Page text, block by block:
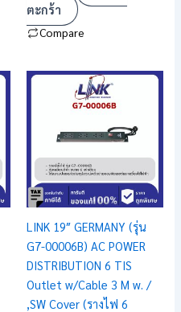
ตะกร้า
Compare
LINK 19″ GERMANY (รุ่น
G7-00006B) AC POWER
DISTRIBUTION 6 TIS
Outlet w/Cable 3 M w. /
,SW Cover (รางไฟ 6